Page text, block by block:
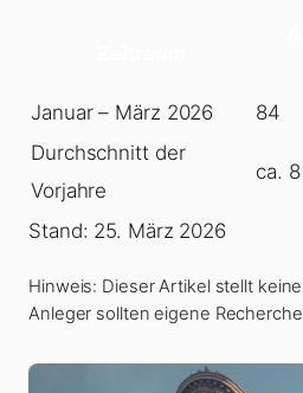
Januar – März 2026
84
Durchschnitt der
Vorjahre
ca. 8
Stand: 25. März 2026
Hinweis: Dieser Artikel stellt
Anleger sollten eigene